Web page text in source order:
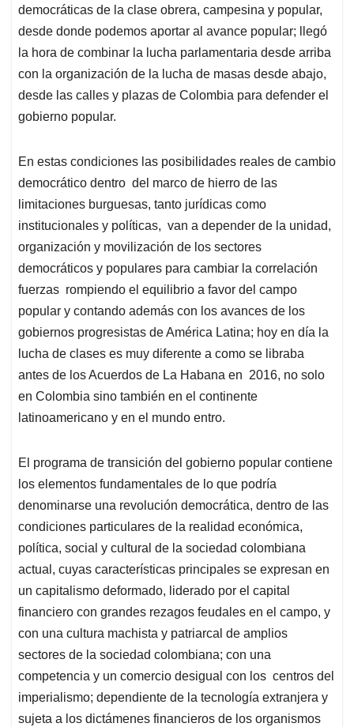
democráticas de la clase obrera, campesina y popular,
desde donde podemos aportar al avance popular; llegó
la hora de combinar la lucha parlamentaria desde arriba
con la organización de la lucha de masas desde abajo,
desde las calles y plazas de Colombia para defender el
gobierno popular.
En estas condiciones las posibilidades reales de cambio
democrático dentro del marco de hierro de las
limitaciones burguesas, tanto jurídicas como
institucionales y políticas, van a depender de la unidad,
organización y movilización de los sectores
democráticos y populares para cambiar la correlación
fuerzas rompiendo el equilibrio a favor del campo
popular y contando además con los avances de los
gobiernos progresistas de América Latina; hoy en día la
lucha de clases es muy diferente a como se libraba
antes de los Acuerdos de La Habana en 2016, no solo
en Colombia sino también en el continente
latinoamericano y en el mundo entro.
El programa de transición del gobierno popular contiene
los elementos fundamentales de lo que podría
denominarse una revolución democrática, dentro de las
condiciones particulares de la realidad económica,
política, social y cultural de la sociedad colombiana
actual, cuyas características principales se expresan en
un capitalismo deformado, liderado por el capital
financiero con grandes rezagos feudales en el campo, y
con una cultura machista y patriarcal de amplios
sectores de la sociedad colombiana; con una
competencia y un comercio desigual con los centros del
imperialismo; dependiente de la tecnología extranjera y
sujeta a los dictámenes financieros de los organismos